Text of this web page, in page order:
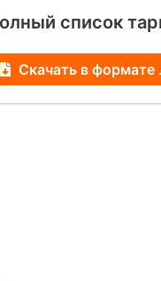
список
Скачать в формате